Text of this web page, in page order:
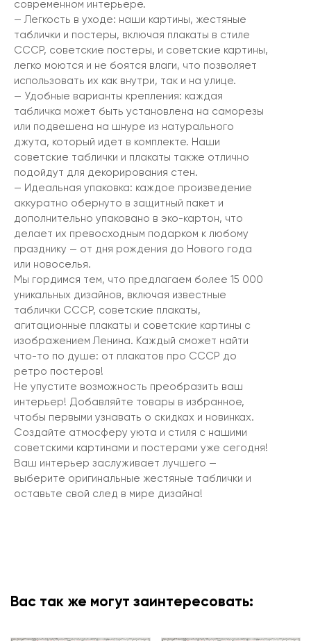
современном интерьере.
— Легкость в уходе: наши картины, жестяные
таблички и постеры, включая плакаты в стиле
СССР, советские постеры, и советские картины,
легко моются и не боятся влаги, что позволяет
использовать их как внутри, так и на улице.
— Удобные варианты крепления: каждая
табличка может быть установлена на саморезы
или подвешена на шнуре из натурального
джута, который идет в комплекте. Наши
советские таблички и плакаты также отлично
подойдут для декорирования стен.
— Идеальная упаковка: каждое произведение
аккуратно обернуто в защитный пакет и
дополнительно упаковано в эко-картон, что
делает их превосходным подарком к любому
празднику — от дня рождения до Нового года
или новоселья.
Мы гордимся тем, что предлагаем более 15 000
уникальных дизайнов, включая известные
таблички СССР, советские плакаты,
агитационные плакаты и советские картины с
изображением Ленина. Каждый сможет найти
что-то по душе: от плакатов про СССР до
ретро постеров!
Не упустите возможность преобразить ваш
интерьер! Добавляйте товары в избранное,
чтобы первыми узнавать о скидках и новинках.
Создайте атмосферу уюта и стиля с нашими
советскими картинами и постерами уже сегодня!
Ваш интерьер заслуживает лучшего —
выберите оригинальные жестяные таблички и
оставьте свой след в мире дизайна!
Вас так же могут заинтересовать: